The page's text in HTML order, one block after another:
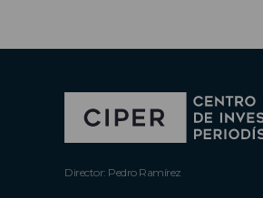
Director: Pedro Ramírez